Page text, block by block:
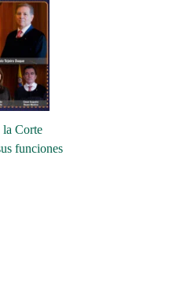
la Corte
funciones